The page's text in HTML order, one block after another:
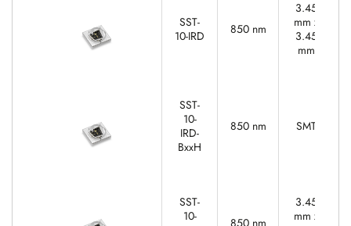
SST-
10-IRD
850 nm
3.45
mm x
3.45
mm
SST-
10-
IRD-
BxxH
850 nm SMT
SST-
10-
3.45
mm x